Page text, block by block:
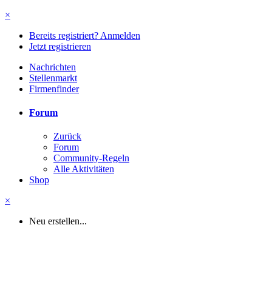
×
Bereits registriert? Anmelden
Jetzt registrieren
Nachrichten
Stellenmarkt
Firmenfinder
Forum
Zurück
Forum
Community-Regeln
Alle Aktivitäten
Shop
×
Neu erstellen...